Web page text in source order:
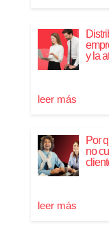
y la
leer más
Por
no
leer más